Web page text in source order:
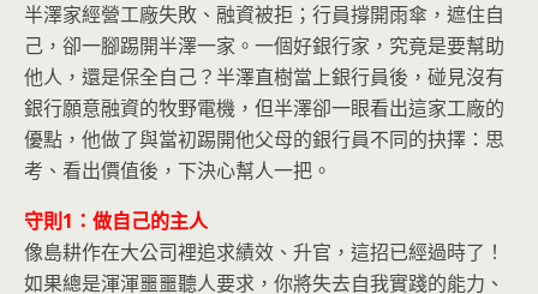
半澤家經營工廠失敗、融資被拒；行員撐開雨傘，遮住自
己，卻一腳踢開半澤一家。一個好銀行家，究竟是要幫助
他人，還是保全自己？半澤直樹當上銀行員後，碰見沒有
銀行願意融資的牧野電機，但半澤卻一眼看出這家工廠的
優點，他做了與當初踢開他父母的銀行員不同的抉擇：思
考、看出價值後，下決心幫人一把。
守則1：做自己的主人
像島耕作在大公司裡追求績效、升官，這招已經過時了！
如果總是渾渾噩噩聽人要求，你將失去自我實踐的能力、